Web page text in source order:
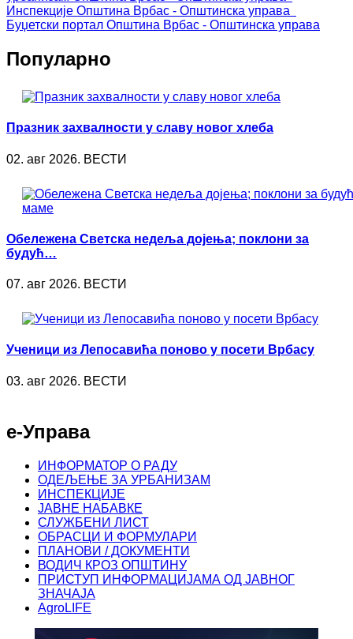
Инспекције Општина Врбас - Општинска управа
Буџетски портал Општина Врбас - Општинска управа
Популарно
Празник захвалности у славу новог хлеба
02. авг 2026. ВЕСТИ
Обележена Светска недеља дојења; поклони за
будућ…
07. авг 2026. ВЕСТИ
Ученици из Лепосавића поново у посети Врбасу
03. авг 2026. ВЕСТИ
е-Управа
ИНФОРМАТОР О РАДУ
ОДЕЉЕЊЕ ЗА УРБАНИЗАМ
ИНСПЕКЦИЈЕ
ЈАВНЕ НАБАВКЕ
СЛУЖБЕНИ ЛИСТ
ОБРАСЦИ И ФОРМУЛАРИ
ПЛАНОВИ / ДОКУМЕНТИ
ВОДИЧ КРОЗ ОПШТИНУ
ПРИСТУП ИНФОРМАЦИЈАМА ОД ЈАВНОГ
ЗНАЧАЈА
AgroLIFE